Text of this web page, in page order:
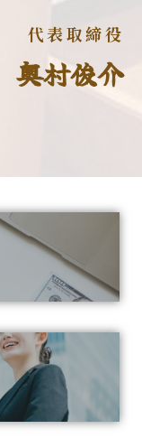
代表取締役
奥村俊介